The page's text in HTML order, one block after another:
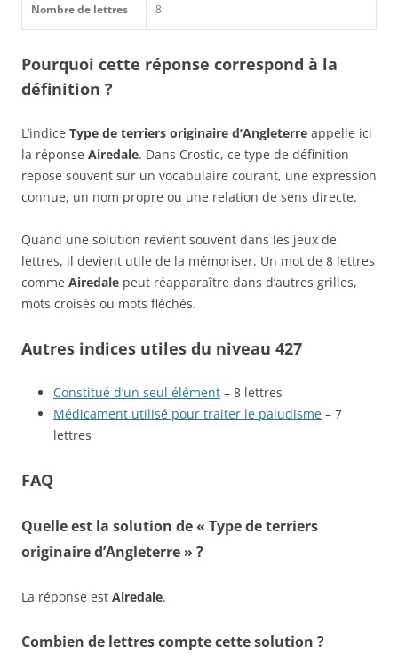
Nombre de lettres 8
Pourquoi cette réponse correspond à la
définition ?
L’indice Type de terriers originaire d’Angleterre appelle ici
la réponse Airedale. Dans Crostic, ce type de définition
repose souvent sur un vocabulaire courant, une expression
connue, un nom propre ou une relation de sens directe.
Quand une solution revient souvent dans les jeux de
lettres, il devient utile de la mémoriser. Un mot de 8 lettres
comme Airedale peut réapparaître dans d’autres grilles,
mots croisés ou mots fléchés.
Autres indices utiles du niveau 427
Constitué d’un seul élément – 8 lettres
Médicament utilisé pour traiter le paludisme – 7
lettres
FAQ
Quelle est la solution de « Type de terriers
originaire d’Angleterre » ?
La réponse est Airedale.
Combien de lettres compte cette solution ?